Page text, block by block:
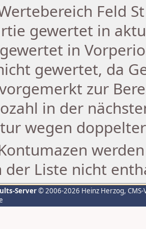
Feld
gewertet in
in
gewertet, da
zur
in der
wegen
der Liste nicht
Server© 2006-2026 Heinz Herzog,